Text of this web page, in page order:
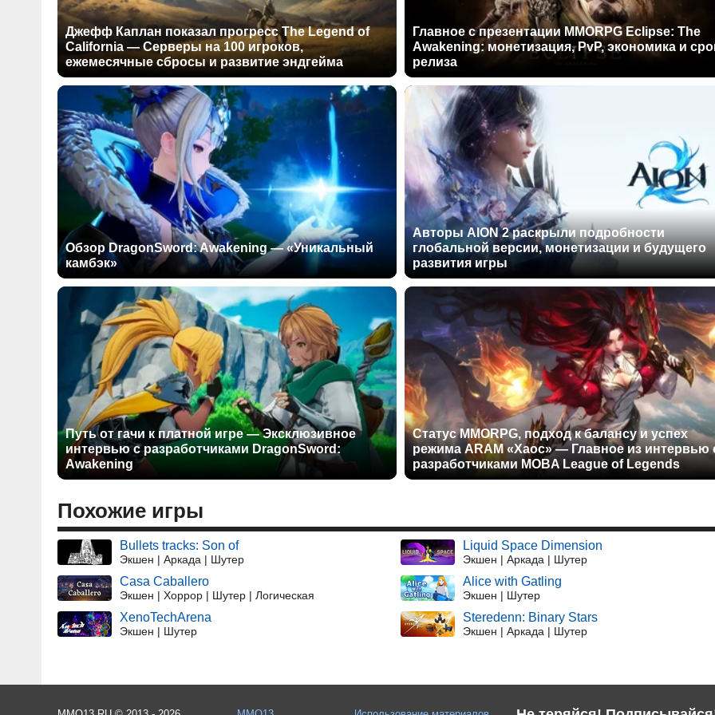
Джефф Каплан показал прогресс The Legend of
California — Серверы на 100 игроков,
ежемесячные сбросы и развитие эндгейма
Главное с презентации MMORPG Eclipse: The
Awakening: монетизация, PvP, экономика и
релиза
Обзор DragonSword: Awakening — «Уникальный
камбэк»
Авторы AION 2 раскрыли подробности
глобальной версии, монетизации и будущего
развития игры
Путь от гачи к платной игре — Эксклюзивное
интервью с разработчиками DragonSword:
Awakening
Статус MMORPG, подход к балансу и успех
режима ARAM «Хаос» — Главное из интервью
разработчиками MOBA League of Legends
Похожие игры
Bullets tracks: Son of
Экшен | Аркада | Шутер
Casa Caballero
Экшен | Хоррор | Шутер | Логическая
XenoTechArena
Экшен | Шутер
Liquid Space Dimension
Экшен | Аркада | Шутер
Alice with Gatling
Экшен | Шутер
Steredenn: Binary Stars
Экшен | Аркада | Шутер